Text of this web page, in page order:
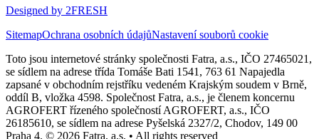
Designed by 2FRESH
SitemapOchrana osobních údajůNastavení souborů cookie
Toto jsou internetové stránky společnosti Fatra, a.s., IČO 27465021,
se sídlem na adrese třída Tomáše Bati 1541, 763 61 Napajedla
zapsané v obchodním rejstříku vedeném Krajským soudem v Brně,
oddíl B, vložka 4598. Společnost Fatra, a.s., je členem koncernu
AGROFERT řízeného společností AGROFERT, a.s., IČO
26185610, se sídlem na adrese Pyšelská 2327/2, Chodov, 149 00
Praha 4. © 2026 Fatra, a.s. • All rights reserved